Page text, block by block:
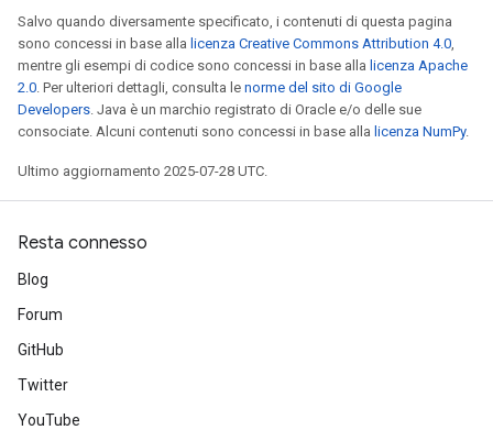
Salvo quando diversamente specificato, i contenuti di questa pagina
sono concessi in base alla licenza Creative Commons Attribution 4.0,
mentre gli esempi di codice sono concessi in base alla licenza Apache
2.0. Per ulteriori dettagli, consulta le norme del sito di Google
Developers. Java è un marchio registrato di Oracle e/o delle sue
consociate. Alcuni contenuti sono concessi in base alla licenza NumPy.
Ultimo aggiornamento 2025-07-28 UTC.
Resta connesso
Blog
Forum
GitHub
Twitter
YouTube